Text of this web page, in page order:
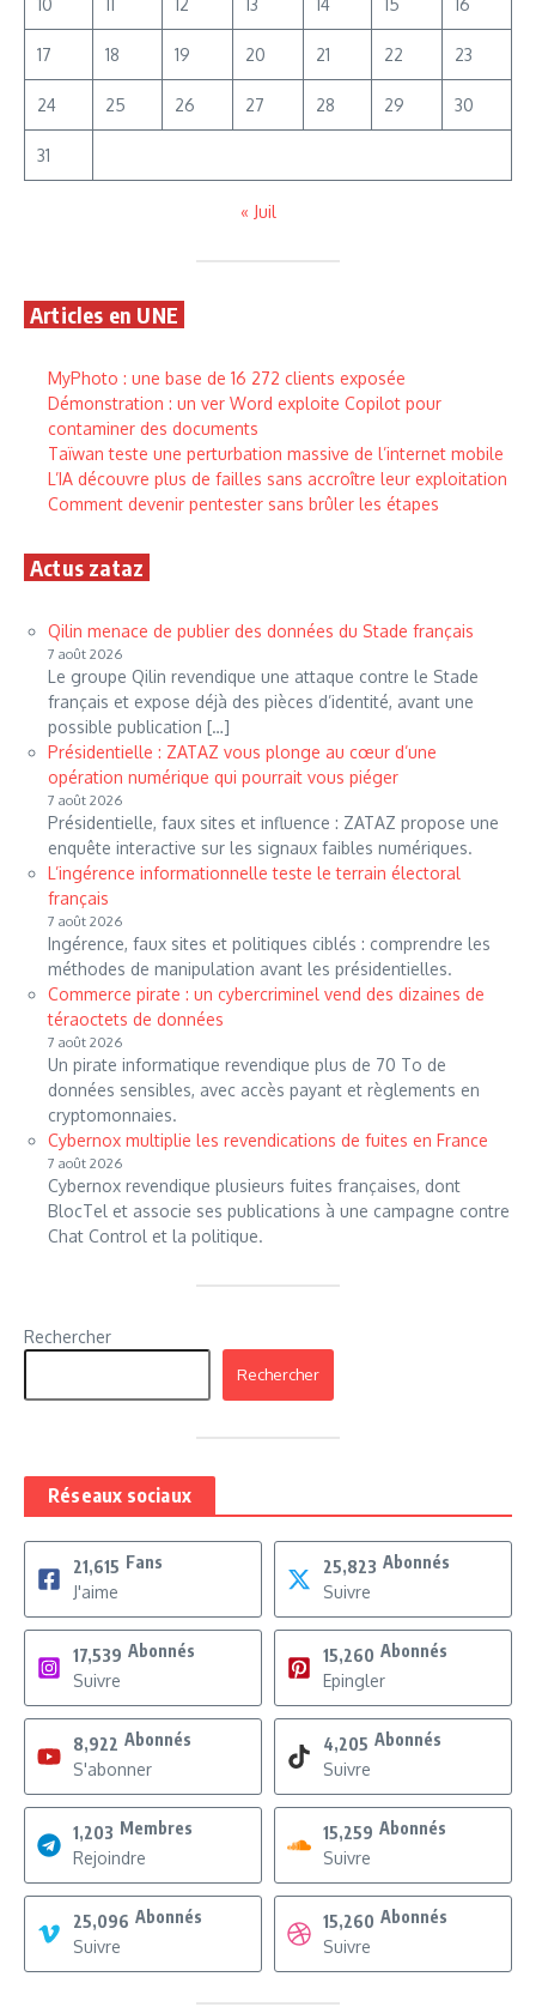
10 12 13 14 15 16
17 18 19 20 21 22 23
24 25 26 27 28 29 30
31
« Juil
Articles en UNE
MyPhoto : une base de 16 272 clients exposée
Démonstration : un ver Word exploite Copilot pour
contaminer des documents
Taïwan teste une perturbation massive de l’internet mobile
L’IA découvre plus de failles sans accroître leur exploitation
Comment devenir pentester sans brûler les étapes
Actus zataz
Qilin menace de publier des données du Stade français
7 août 2026
Le groupe Qilin revendique une attaque contre le Stade
français et expose déjà des pièces d’identité, avant une
possible publication […]
Présidentielle : ZATAZ vous plonge au cœur d’une
opération numérique qui pourrait vous piéger
7 août 2026
Présidentielle, faux sites et influence : ZATAZ propose une
enquête interactive sur les signaux faibles numériques.
L’ingérence informationnelle teste le terrain électoral
français
7 août 2026
Ingérence, faux sites et politiques ciblés : comprendre les
méthodes de manipulation avant les présidentielles.
Commerce pirate : un cybercriminel vend des dizaines de
téraoctets de données
7 août 2026
Un pirate informatique revendique plus de 70 To de
données sensibles, avec accès payant et règlements en
cryptomonnaies.
Cybernox multiplie les revendications de fuites en France
7 août 2026
Cybernox revendique plusieurs fuites françaises, dont
BlocTel et associe ses publications à une campagne contre
Chat Control et la politique.
Rechercher
Rechercher
Réseaux sociaux
21,615 Fans
J'aime
25,823 Abonnés
Suivre
17,539 Abonnés
Suivre
15,260 Abonnés
Epingler
8,922 Abonnés
S'abonner
4,205 Abonnés
Suivre
1,203 Membres
Rejoindre
15,259 Abonnés
Suivre
25,096 Abonnés
Suivre
15,260 Abonnés
Suivre